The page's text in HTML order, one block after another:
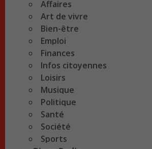
Affaires
Art de vivre
Bien-être
Emploi
Finances
Infos citoyennes
Loisirs
Musique
Politique
Santé
Société
Sports